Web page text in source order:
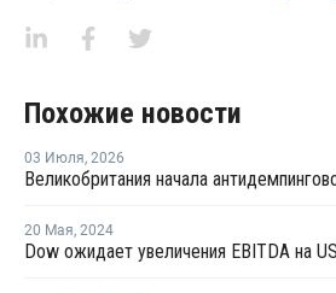
Похожие новости
03 Июля, 2026
20 Мая, 2024